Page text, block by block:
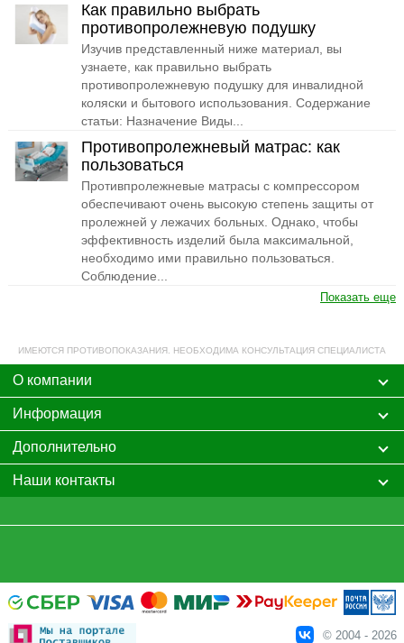
Как правильно выбрать
противопролежневую подушку
Изучив представленный ниже материал, вы
узнаете, как правильно выбрать
противопролежневую подушку для инвалидной
коляски и бытового использования. Содержание
статьи: Назначение Виды...
Противопролежневый матрас: как
пользоваться
Противпролежневые матрасы с компрессором
обеспечивают очень высокую степень защиты от
пролежней у лежачих больных. Однако, чтобы
эффективность изделий была максимальной,
необходимо ими правильно пользоваться.
Соблюдение...
Показать еще
ИМЕЮТСЯ ПРОТИВОПОКАЗАНИЯ. НЕОБХОДИМА КОНСУЛЬТАЦИЯ СПЕЦИАЛИСТА
О компании
Информация
Дополнительно
Наши контакты
© 2004 - 2026